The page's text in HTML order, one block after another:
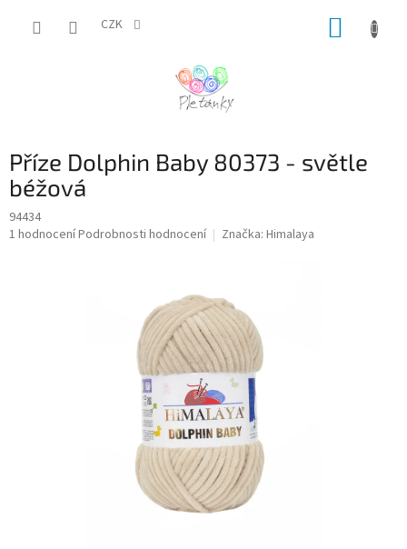
CZK
Příze Dolphin Baby 80373 - světle
béžová
94434
Průměrné
1 hodnoceníPodrobnosti hodnocení Značka: Himalaya